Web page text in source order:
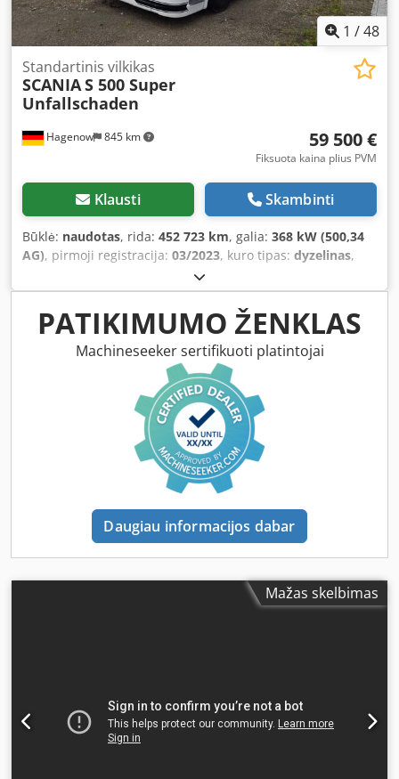
1 /48
Hagenow 845 km
Standartinis vilkikas
SCANIAS 500 Super
Unfallschaden
59 500 €
Fiksuota kaina plius PVM
Klausti Skambinti
Būklė: naudotas, rida: 452 723 km, galia: 368 kW (500,34
AG), pirmoji registracija: 03/2023, kuro tipas: dyzelinas,
, ašių konfigūracija:
apžiūra (TÜV):03/2027, stabdžiai:retarderis, spalva:balta,
pavaros tipas: automatinis, Įranga:ABS, autonominis
šildytuvas, elektroninė stabilumo programa (ESP),
navigacijos sistema, oro kondicionavimas, patyrė avariją,
PATIKIMUMO ŽENKLAS
Machineseeker sertifikuoti platintojai
Daugiau informacijos dabar
Mažas skelbimas